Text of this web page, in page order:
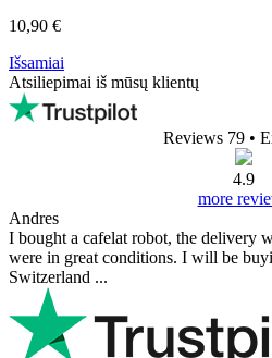
10,90 €
Išsamiai
Atsiliepimai iš mūsų klientų
Reviews 79 •
4.9
more
Andres
I bought a cafelat robot, the delivery
were in great conditions. I will be
Switzerland ...